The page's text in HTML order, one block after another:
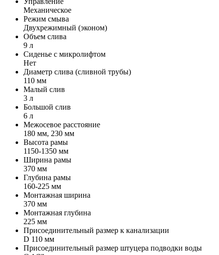
Механическое
Режим смыва
Двухрежимный (эконом)
Объем слива
9 л
Сиденье с микролифтом
Нет
Диаметр слива (сливной трубы)
110 мм
Малый слив
3 л
Большой слив
6 л
Межосевое расстояние
180 мм, 230 мм
Высота рамы
1150-1350 мм
Ширина рамы
370 мм
Глубина рамы
160-225 мм
Монтажная ширина
370 мм
Монтажная глубина
225 мм
Присоединительный размер к канализации
D 110 мм
Присоединительный размер штуцера подводки воды